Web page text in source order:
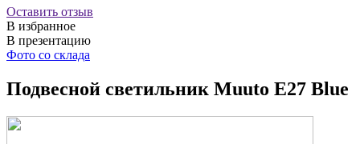
Оставить отзыв
В избранное
В презентацию
Фото со склада
Подвесной светильник Muuto E27 Blue